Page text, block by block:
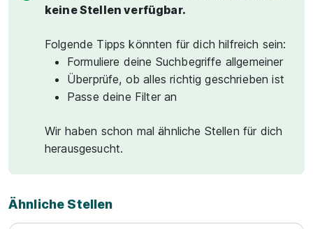
keine Stellen verfügbar.
Folgende Tipps könnten für dich hilfreich sein:
Formuliere deine Suchbegriffe allgemeiner
Überprüfe, ob alles richtig geschrieben ist
Passe deine Filter an
Wir haben schon mal ähnliche Stellen für dich
herausgesucht.
Ähnliche Stellen